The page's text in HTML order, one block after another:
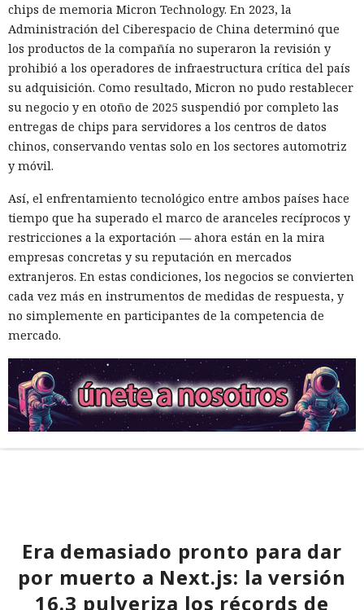
chips de memoria Micron Technology. En 2023, la
Administración del Ciberespacio de China determinó que
los productos de la compañía no superaron la revisión y
prohibió a los operadores de infraestructura crítica del país
su adquisición. Como resultado, Micron no pudo restablecer
su negocio y en otoño de 2025 suspendió por completo las
entregas de chips para servidores a los centros de datos
chinos, conservando ventas solo en los sectores automotriz
y móvil.
Así, el enfrentamiento tecnológico entre ambos países hace
tiempo que ha superado el marco de aranceles recíprocos y
restricciones a la exportación — ahora están en la mira
empresas concretas y su reputación en mercados
extranjeros. En estas condiciones, los negocios se convierten
cada vez más en instrumentos de medidas de respuesta, y
no simplemente en participantes de la competencia de
mercado.
Era demasiado pronto para dar
por muerto a Next.js: la versión
16.3 pulveriza los récords de